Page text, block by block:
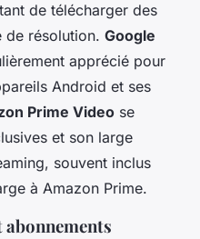
de télécharger des
de résolution. Google
apprécié pour
Android et ses
Prime Video se
et son large
souvent inclus
à Amazon Prime.